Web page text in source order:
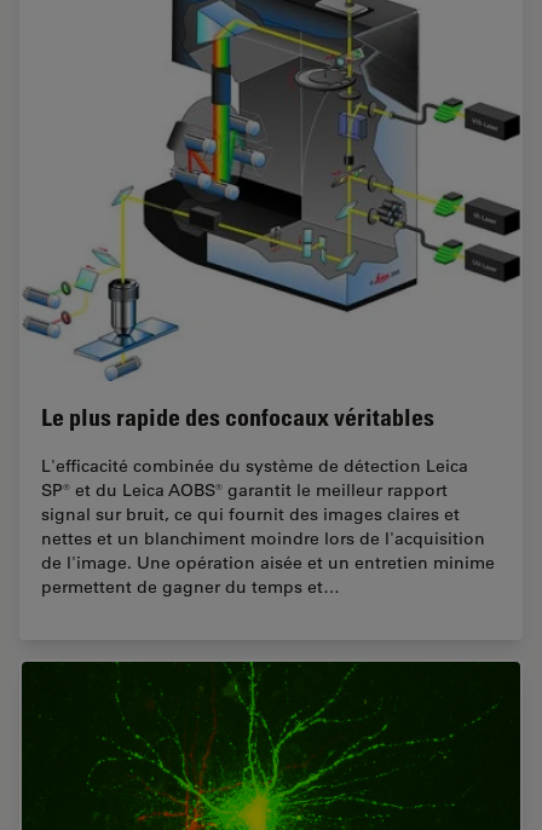
Le plus rapide des confocaux véritables
L'efficacité combinée du système de détection Leica
SP® et du Leica AOBS® garantit le meilleur rapport
signal sur bruit, ce qui fournit des images claires et
nettes et un blanchiment moindre lors de l'acquisition
de l'image. Une opération aisée et un entretien minime
permettent de gagner du temps et…